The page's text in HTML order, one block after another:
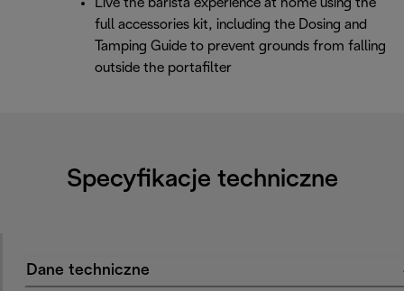
Live the barista experience at home using the
full accessories kit, including the Dosing and
Tamping Guide to prevent grounds from falling
outside the portafilter
Specyfikacje techniczne
Dane techniczne